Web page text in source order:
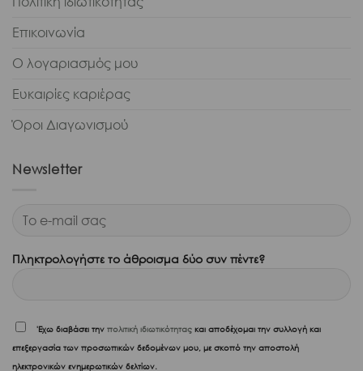
Επικοινωνία
Ο λογαριασμός μου
Ευκαιρίες καριέρας
Όροι Διαγωνισμού
Newsletter
Πληκτρολογήστε το άθροισμα δύο συν πέντε?
'Εχω διαβάσει την πολιτική ιδιωτικότητας και αποδέχομαι την συλλογή και
επεξεργασία των προσωπικών δεδομένων μου, με σκοπό την αποστολή
ηλεκτρονικών ενημερωτικών δελτίων.